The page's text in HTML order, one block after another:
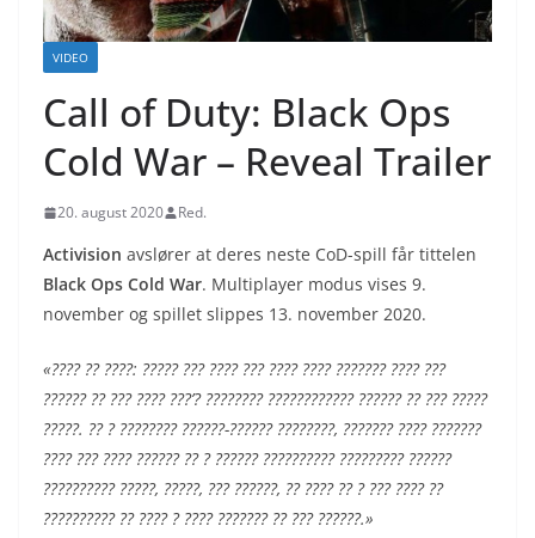
VIDEO
Call of Duty: Black Ops
Cold War – Reveal Trailer
20. august 2020 Red.
Activision avslører at deres neste CoD-spill får tittelen
Black Ops Cold War. Multiplayer modus vises 9.
november og spillet slippes 13. november 2020.
«???? ?? ????: ????? ??? ???? ??? ???? ???? ??????? ???? ???
?????? ?? ??? ???? ???’? ???????? ???????????? ?????? ?? ??? ?????
?????. ?? ? ???????? ??????-?????? ????????, ??????? ???? ???????
???? ??? ???? ?????? ?? ? ?????? ?????????? ????????? ??????
?????????? ?????, ?????, ??? ??????, ?? ???? ?? ? ??? ???? ??
?????????? ?? ???? ? ???? ??????? ?? ??? ??????.»